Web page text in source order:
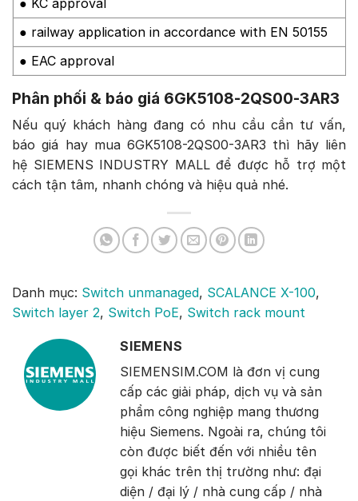
● railway application in accordance with EN 50155
● EAC approval
Phân phối & báo giá 6GK5108-2QS00-3AR3
Nếu quý khách hàng đang có nhu cầu cần tư vấn,
báo giá hay mua 6GK5108-2QS00-3AR3 thì hãy liên
hệ SIEMENS INDUSTRY MALL để được hỗ trợ một
cách tận tâm, nhanh chóng và hiệu quả nhé.
Danh mục: Switch unmanaged, SCALANCE X-100,
Switch layer 2, Switch PoE, Switch rack mount
SIEMENS
SIEMENSIM.COM là đơn vị cung
cấp các giải pháp, dịch vụ và sản
phẩm công nghiệp mang thương
hiệu Siemens. Ngoài ra, chúng tôi
còn được biết đến với nhiều tên
gọi khác trên thị trường như: đại
diện / đại lý / nhà cung cấp / nhà